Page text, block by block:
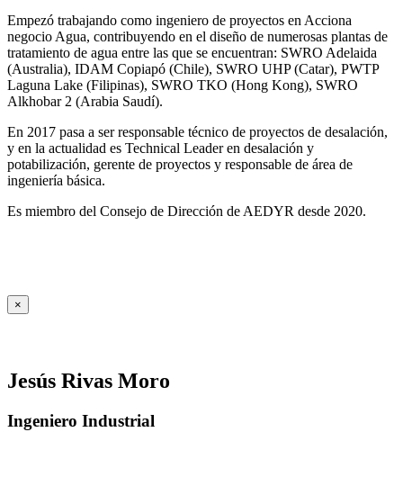
Empezó trabajando como ingeniero de proyectos en Acciona
negocio Agua, contribuyendo en el diseño de numerosas plantas de
tratamiento de agua entre las que se encuentran: SWRO Adelaida
(Australia), IDAM Copiapó (Chile), SWRO UHP (Catar), PWTP
Laguna Lake (Filipinas), SWRO TKO (Hong Kong), SWRO
Alkhobar 2 (Arabia Saudí).
En 2017 pasa a ser responsable técnico de proyectos de desalación,
y en la actualidad es Technical Leader en desalación y
potabilización, gerente de proyectos y responsable de área de
ingeniería básica.
Es miembro del Consejo de Dirección de AEDYR desde 2020.
×
Jesús Rivas Moro
Ingeniero Industrial